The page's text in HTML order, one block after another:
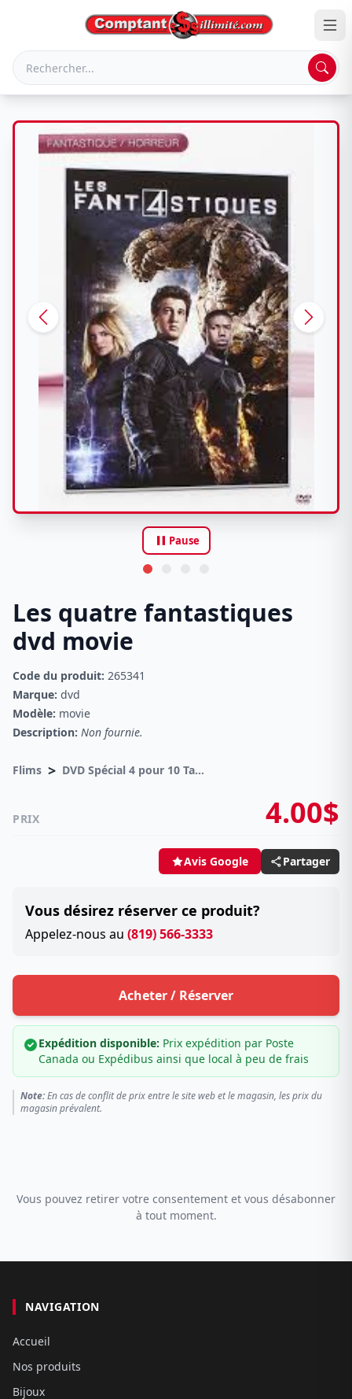
pause Pause
Les quatre fantastiques
dvd movie
Code du produit: 265341
Marque: dvd
Modèle: movie
Description: Non fournie.
Flims > DVD Spécial 4 pour 10 Taxes incluses sur -4.00$
PRIX 4.00$
Avis Google Partager
Vous désirez réserver ce produit?
Appelez-nous au (819) 566-3333
Acheter / Réserver
Expédition disponible: Prix expédition par Poste
Canada ou Expédibus ainsi que local à peu de frais
Note:En cas de conflit de prix entre le site web et le magasin, les prix du
magasin prévalent.
Vous pouvez retirer votre consentement et vous désabonner
à tout moment.
NAVIGATION
Accueil
Nos produits
Bijoux